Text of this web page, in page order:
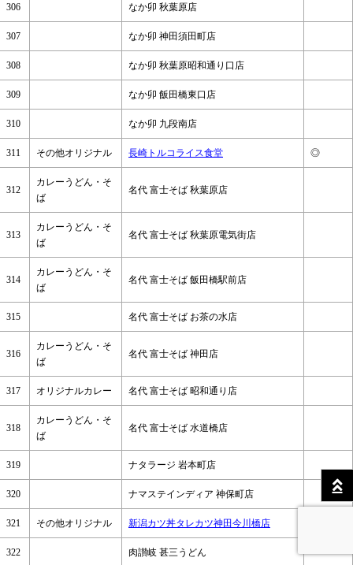
306 なか卯 秋葉原店
307 なか卯 神田須田町店
308 なか卯 秋葉原昭和通り口店
309 なか卯 飯田橋東口店
310 なか卯 九段南店
311 その他オリジナル 長崎トルコライス食堂 ◎
312
カレーうどん・そ
ば
名代 富士そば 秋葉原店
313
カレーうどん・そ
ば
名代 富士そば 秋葉原電気街店
314
カレーうどん・そ
ば
名代 富士そば 飯田橋駅前店
315 名代 富士そば お茶の水店
316
カレーうどん・そ
ば
名代 富士そば 神田店
317 オリジナルカレー 名代 富士そば 昭和通り店
318
カレーうどん・そ
ば
名代 富士そば 水道橋店
319 ナタラージ 岩本町店
320 ナマステインディア 神保町店
321 その他オリジナル 新潟カツ丼タレカツ神田今川橋店
322 肉讃岐 甚三うどん